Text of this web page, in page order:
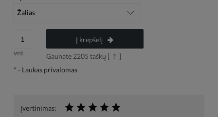
vnt
Į krepšelį
Gaunate 2205 taškų [ ? ]
* - Laukas privalomas
Įvertinimas: